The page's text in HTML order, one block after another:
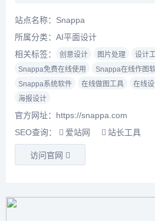
站点名称：Snappa
所属分类： AI平面设计
相关标签：
创意设计 图片处理 设计
Snappa免费在线使用
Snappa在线作图
Snappa系统软件
在线做图工具 在线
海报设计
官方网址：https://snappa.com
SEO查询：
爱站网 站长工具
访问官网